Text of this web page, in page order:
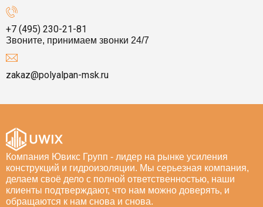
+7 (495) 230-21-81
Звоните, принимаем звонки 24/7
zakaz@polyalpan-msk.ru
Компания Ювикс Групп - лидер на рынке усиления
конструкций и гидроизоляции. Мы серьезная компания,
делаем своё дело с полной ответственностью, наши
клиенты подтверждают, что нам можно доверять, и
обращаются к нам снова и снова.